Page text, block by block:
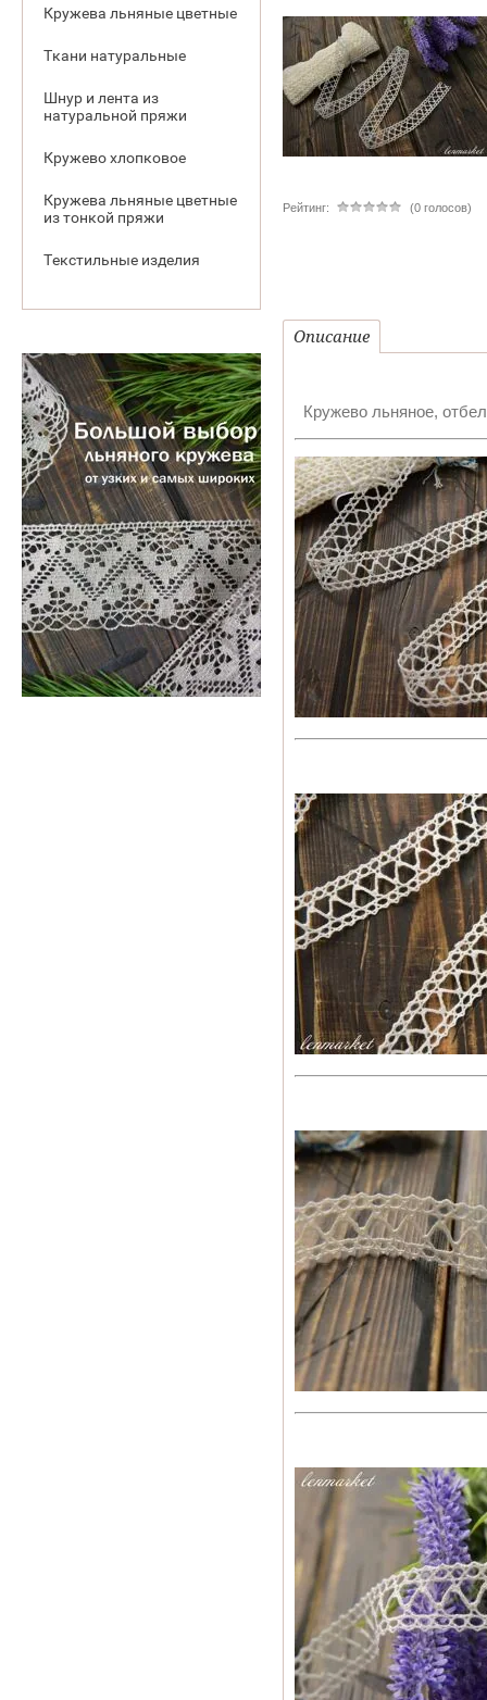
Кружева льняные цветные
Ткани натуральные
Шнур и лента из
натуральной пряжи
Кружево хлопковое
Кружева льняные цветные
из тонкой пряжи
Текстильные изделия
Рейтинг: (0 голосов)
Описание
Кружево льняное,